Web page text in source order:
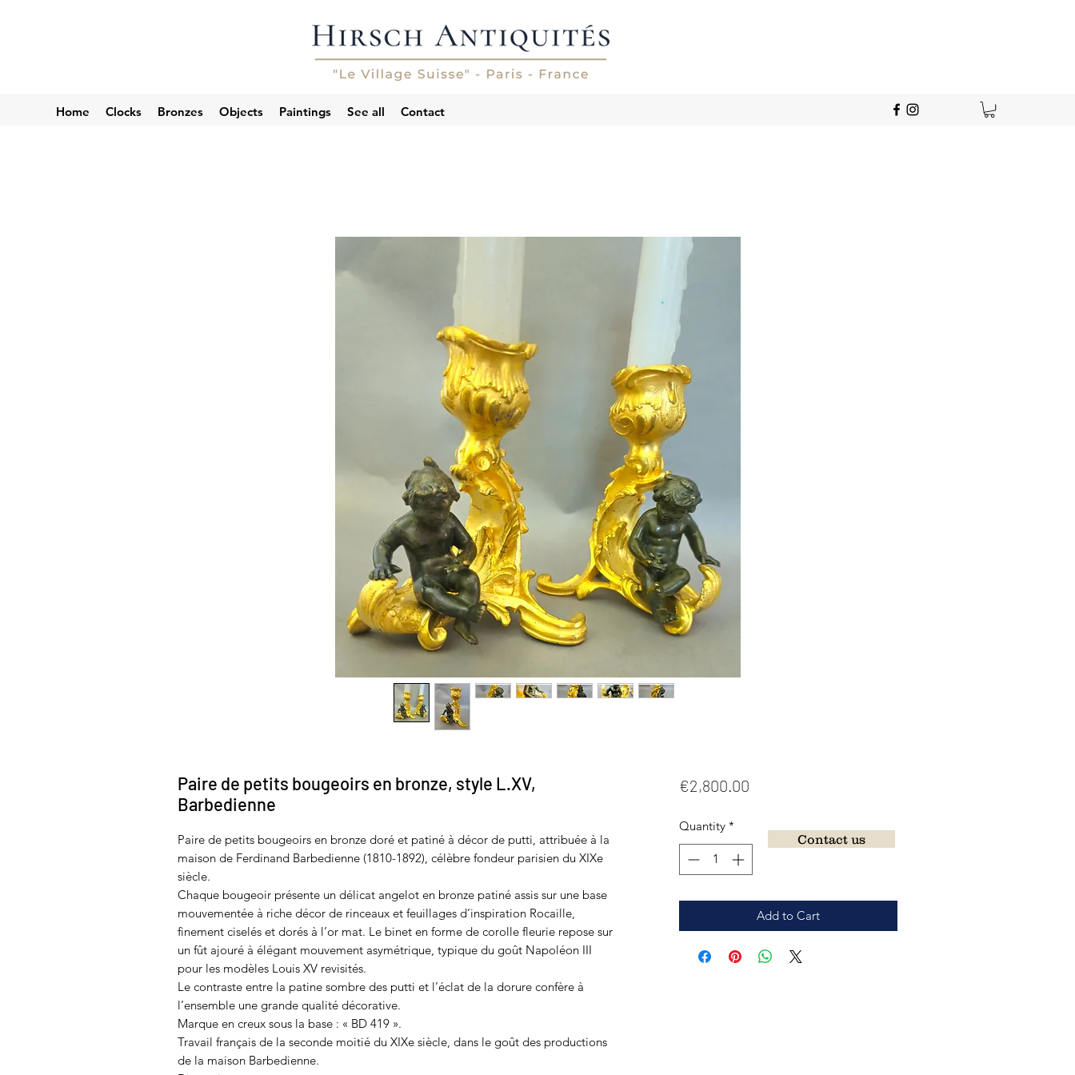
Home Clocks Bronzes Objects Paintings See all Contact
Paire de petits bougeoirs en bronze, style L.XV,
Barbedienne
Paire de petits bougeoirs en bronze doré et patiné à décor de putti, attribuée à la
maison de Ferdinand Barbedienne (1810-1892), célèbre fondeur parisien du XIXe
siècle.
Chaque bougeoir présente un délicat angelot en bronze patiné assis sur une base
mouvementée à riche décor de rinceaux et feuillages d’inspiration Rocaille,
finement ciselés et dorés à l’or mat. Le binet en forme de corolle fleurie repose sur
un fût ajouré à élégant mouvement asymétrique, typique du goût Napoléon III
pour les modèles Louis XV revisités.
Le contraste entre la patine sombre des putti et l’éclat de la dorure confère à
l’ensemble une grande qualité décorative.
Marque en creux sous la base : « BD 419 ».
Travail français de la seconde moitié du XIXe siècle, dans le goût des productions
de la maison Barbedienne.
€2,800.00Price
Quantity *
Add to Cart
Contact us